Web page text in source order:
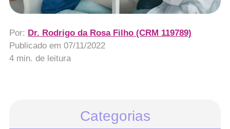
Por: Dr. Rodrigo da Rosa Filho (CRM 119789)
Publicado em 07/11/2022
4 min. de leitura
Categorias